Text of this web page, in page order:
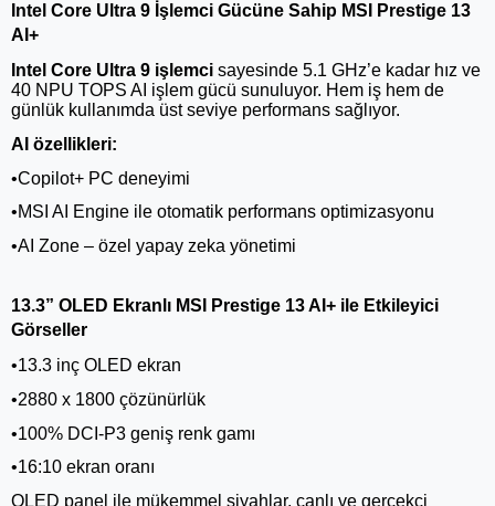
Intel Core Ultra 9 İşlemci Gücüne Sahip MSI Prestige 13
AI+
Intel Core Ultra 9 işlemci sayesinde 5.1 GHz’e kadar hız ve
40 NPU TOPS AI işlem gücü sunuluyor. Hem iş hem de
günlük kullanımda üst seviye performans sağlıyor.
AI özellikleri:
•Copilot+ PC deneyimi
•MSI AI Engine ile otomatik performans optimizasyonu
•AI Zone – özel yapay zeka yönetimi
13.3” OLED Ekranlı MSI Prestige 13 AI+ ile Etkileyici
Görseller
•13.3 inç OLED ekran
•2880 x 1800 çözünürlük
•100% DCI-P3 geniş renk gamı
•16:10 ekran oranı
OLED panel ile mükemmel siyahlar, canlı ve gerçekçi